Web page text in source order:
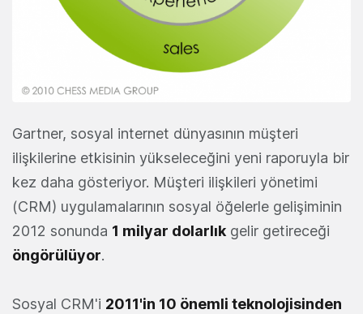
Gartner, sosyal internet dünyasının müşteri
ilişkilerine etkisinin yükseleceğini yeni raporuyla bir
kez daha gösteriyor. Müşteri ilişkileri yönetimi
(CRM) uygulamalarının sosyal öğelerle gelişiminin
2012 sonunda 1 milyar dolarlık gelir getireceği
öngörülüyor.
Sosyal CRM'i 2011'in 10 önemli teknolojisinden